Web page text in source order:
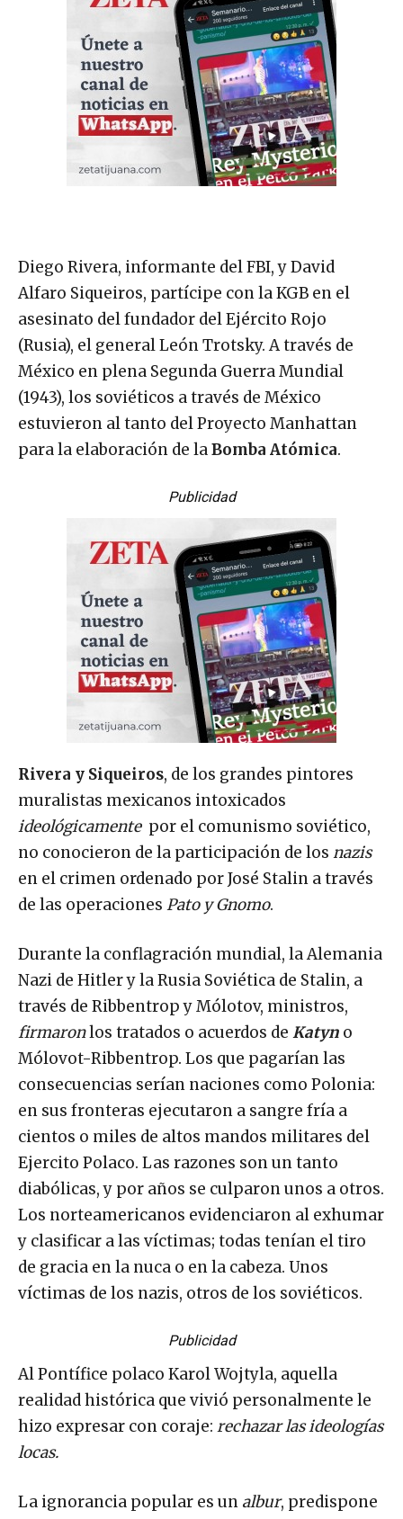
Diego Rivera, informante del FBI, y David
Alfaro Siqueiros, partícipe con la KGB en el
asesinato del fundador del Ejército Rojo
(Rusia), el general León Trotsky. A través de
México en plena Segunda Guerra Mundial
(1943), los soviéticos a través de México
estuvieron al tanto del Proyecto Manhattan
para la elaboración de laBomba Atómica.
Publicidad
Rivera y Siqueiros, de los grandes pintores
muralistas mexicanos intoxicados
ideológicamente por el comunismo soviético,
no conocieron de la participación de los nazis
en el crimen ordenado por José Stalin a través
de las operaciones Pato y Gnomo.
Durante la conflagración mundial, la Alemania
Nazi de Hitler y la Rusia Soviética de Stalin, a
través de Ribbentrop y Mólotov, ministros,
firmaronlos tratados o acuerdos de Katyn o
Mólovot-Ribbentrop. Los que pagarían las
consecuencias serían naciones como Polonia:
en sus fronteras ejecutaron a sangre fría a
cientos o miles de altos mandos militares del
Ejercito Polaco. Las razones son un tanto
diabólicas, y por años se culparon unos a otros.
Los norteamericanos evidenciaron al exhumar
y clasificar a las víctimas; todas tenían el tiro
de gracia en la nuca o en la cabeza. Unos
víctimas de los nazis, otros de los soviéticos.
Publicidad
Al Pontífice polaco Karol Wojtyla, aquella
realidad histórica que vivió personalmente le
hizo expresar con coraje: rechazar las ideologías
locas.
La ignorancia popular es un albur, predispone